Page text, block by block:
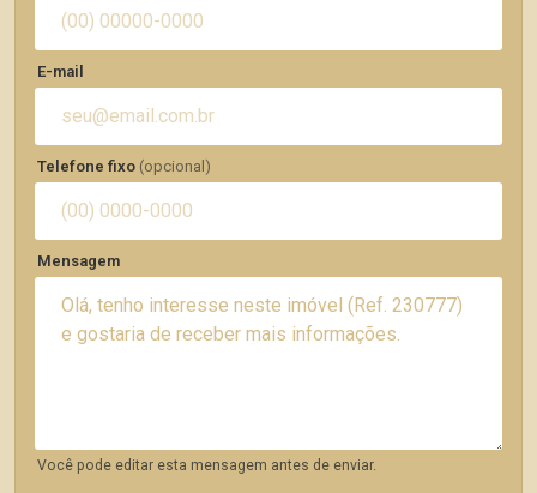
E-mail
Telefone fixo (opcional)
Mensagem
Você pode editar esta mensagem antes de enviar.